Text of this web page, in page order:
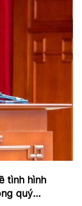
tình hình
quý